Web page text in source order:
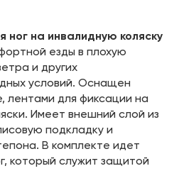
ног на инвалидную коляску
езды в плохую
и других
условий. Оснащен
лентами для фиксации на
Имеет внешний слой из
подкладку и
В комплекте идет
который служит защитой